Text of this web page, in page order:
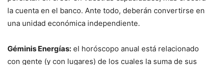
la cuenta en el banco. Ante todo, deberán convertirse en
una unidad económica independiente.
Géminis Energías: el horóscopo anual está relacionado
con gente (y con lugares) de los cuales la suma de sus